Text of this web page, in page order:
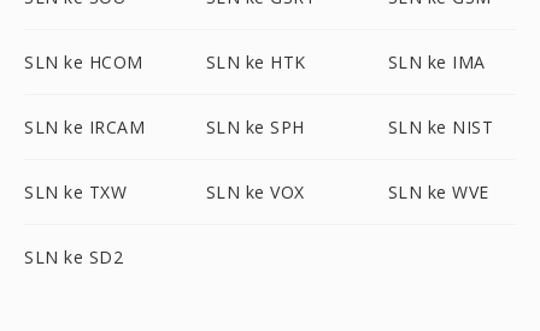
SLN ke HCOM SLN ke HTK SLN ke IMA
SLN ke IRCAM SLN ke SPH SLN ke NIST
SLN ke TXW SLN ke VOX SLN ke WVE
SLN ke SD2